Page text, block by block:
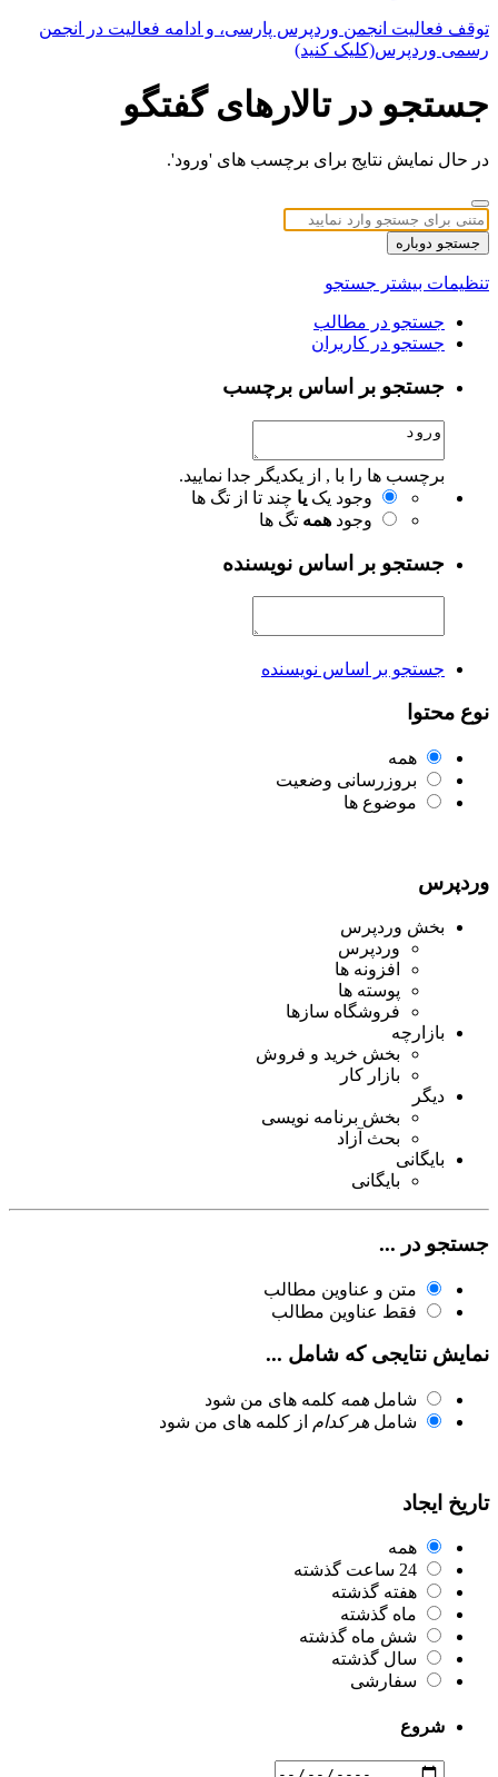
توقف فعالیت انجمن وردپرس پارسی، و ادامه فعالیت در انجمن
رسمی وردپرس(کلیک کنید)
جستجو در تالارهای گفتگو
در حال نمایش نتایج برای برچسب های 'ورود'.
جستجو دوباره
تنظیمات بیشتر جستجو
جستجو در مطالب
جستجو در کاربران
جستجو بر اساس برچسب
برچسب ها را با , از یکدیگر جدا نمایید.
وجود یک یا چند تا از تگ ها
وجود همه تگ ها
جستجو بر اساس نویسنده
جستجو بر اساس نویسنده
نوع محتوا
همه
بروزرسانی وضعیت
موضوع ها
وردپرس
بخش وردپرس
وردپرس
افزونه ها
پوسته ها
فروشگاه سازها
بازارچه
بخش خرید و فروش
بازار کار
دیگر
بخش برنامه نویسی
بحث آزاد
بایگانی
بایگانی
جستجو در ...
متن و عناوین مطالب
فقط عناوین مطالب
نمایش نتایجی که شامل ...
شامل همه کلمه های من شود
شامل هر کدام از کلمه های من شود
تاریخ ایجاد
همه
24 ساعت گذشته
هفته گذشته
ماه گذشته
شش ماه گذشته
سال گذشته
سفارشی
شروع